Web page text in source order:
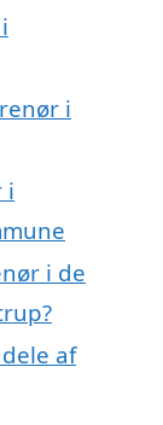
i
i
i de
af